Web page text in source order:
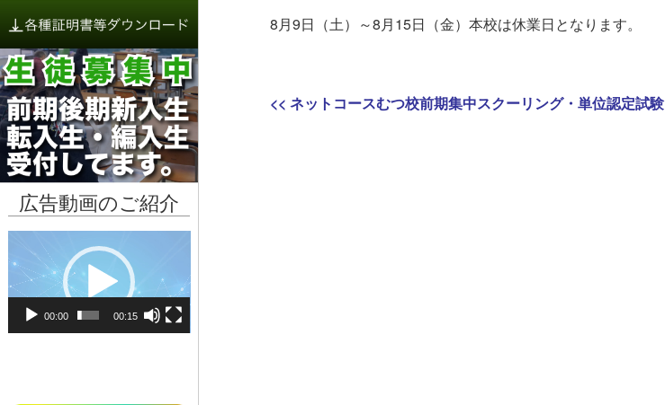
広告動画のご紹介
画
プ
00:00 00:15
8月9日（土）～8月15日（金）本校は休業日となります。
投
<< Previous
ネットコースむつ校前期集中スクーリング・単位認定試験